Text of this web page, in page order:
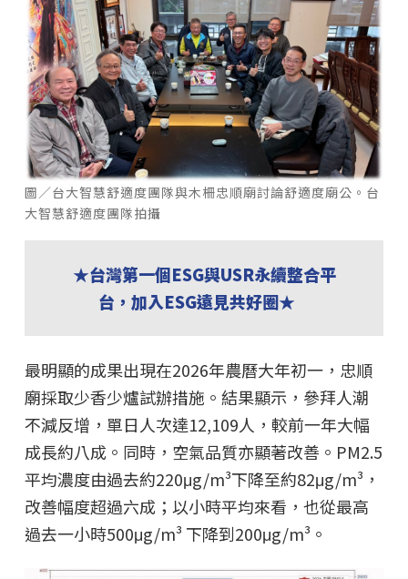
圖／台大智慧舒適度團隊與木柵忠順廟討論舒適度廟公。台
大智慧舒適度團隊拍攝
★台灣第一個ESG與USR永續整合平
台，加入ESG遠見共好圈★
最明顯的成果出現在2026年農曆大年初一，忠順
廟採取少香少爐試辦措施。結果顯示，參拜人潮
不減反增，單日人次達12,109人，較前一年大幅
成長約八成。同時，空氣品質亦顯著改善。PM2.5
平均濃度由過去約220μg/m³下降至約82μg/m³，
改善幅度超過六成；以小時平均來看，也從最高
過去一小時500μg/m³ 下降到200μg/m³。